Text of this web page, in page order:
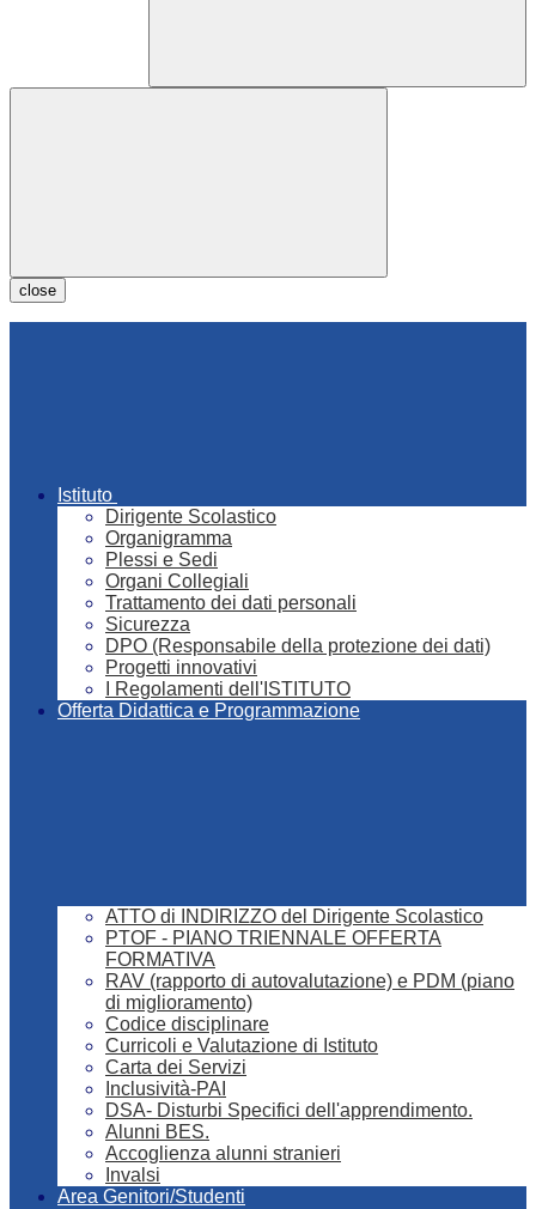
close
Istituto
Dirigente Scolastico
Organigramma
Plessi e Sedi
Organi Collegiali
Trattamento dei dati personali
Sicurezza
DPO (Responsabile della protezione dei dati)
Progetti innovativi
I Regolamenti dell'ISTITUTO
Offerta Didattica e Programmazione
ATTO di INDIRIZZO del Dirigente Scolastico
PTOF - PIANO TRIENNALE OFFERTA
FORMATIVA
RAV (rapporto di autovalutazione) e PDM (piano
di miglioramento)
Codice disciplinare
Curricoli e Valutazione di Istituto
Carta dei Servizi
Inclusività-PAI
DSA- Disturbi Specifici dell'apprendimento.
Alunni BES.
Accoglienza alunni stranieri
Invalsi
Area Genitori/Studenti